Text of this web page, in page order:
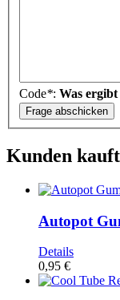
Code*: Was
Kunden
Autopot
Details
0,95 €